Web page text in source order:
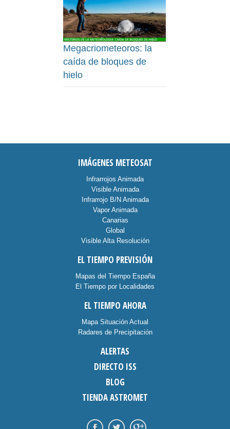
Megacriometeoros: la
caída de bloques de
hielo
IMÁGENES METEOSAT
Infrarrojos Animada
Visible Animada
Infrarrojo B/N Animada
Vapor Animada
Canarias
Global
Visible Alta Resolución
EL TIEMPO PREVISIÓN
Mapas del Tiempo España
El Tiempo por Localidades
EL TIEMPO AHORA
Mapa Situación Actual
Radares de Precipitación
ALERTAS
DIRECTO ISS
BLOG
TIENDA ASTROMET